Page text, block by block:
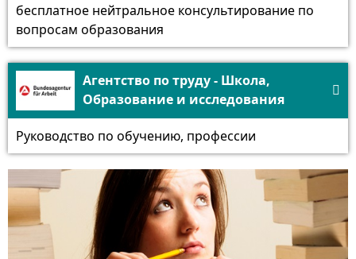
бесплатное нейтральное консультирование по
вопросам образования
Агентство по труду - Школа,
Образование и исследования

Руководство по обучению, профессии